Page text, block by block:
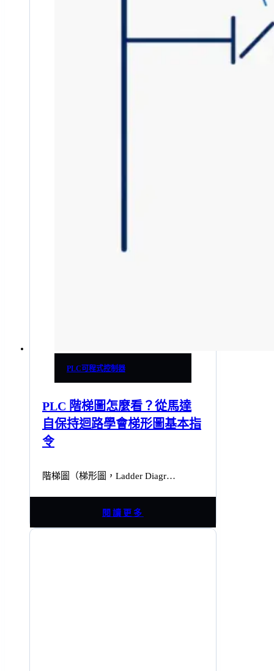
PLC可程式控制器
PLC 階梯圖怎麼看？從馬達
自保持迴路學會梯形圖基本指
令
階梯圖（梯形圖，Ladder Diagr…
閱讀更多